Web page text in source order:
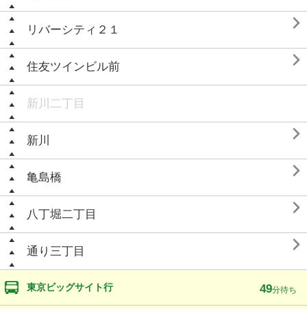
リバーシティ２１ 
住友ツインビル前 
新川二丁目
新川 
亀島橋 
八丁堀二丁目 
通り三丁目 
東京ビッグサイト行 49分待ち